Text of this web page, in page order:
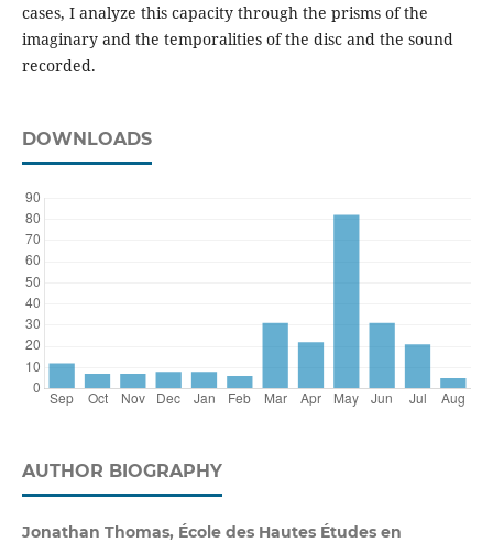
cases, I analyze this capacity through the prisms of the
imaginary and the temporalities of the disc and the sound
recorded.
DOWNLOADS
AUTHOR BIOGRAPHY
Jonathan Thomas, École des Hautes Études en